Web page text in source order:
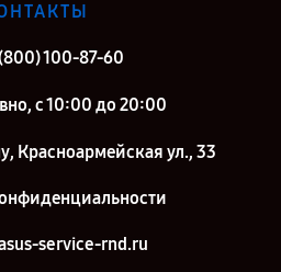
100-87-60
с 10:00 до 20:00
Красноармейская ул., 33
service-rnd.ru